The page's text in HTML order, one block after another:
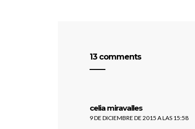
13 comments
celia miravalles
9 DE DICIEMBRE DE 2015 A LAS 15:58